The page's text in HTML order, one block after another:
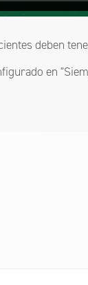
deben
en